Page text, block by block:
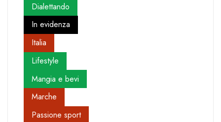
Dialettando
In evidenza
Italia
Lifestyle
Mangia e bevi
Marche
Passione sport